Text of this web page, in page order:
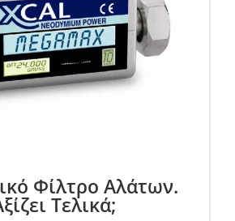
Φίλτρο Αλάτων.
Τελικά;